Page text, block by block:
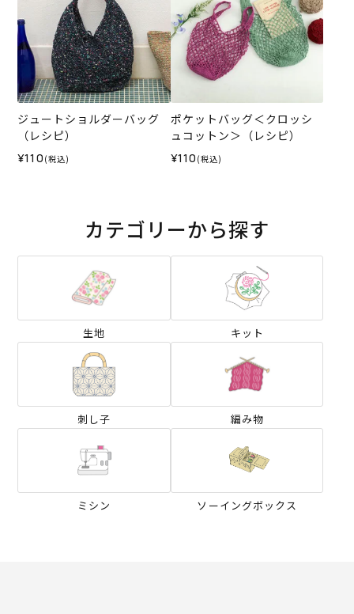
ジュートショルダーバッグ
（レシピ）
¥110 (税込)
ポケットバッグ＜クロッシ
ュコットン＞（レシピ）
¥110 (税込)
カテゴリーから探す
生地 キット
刺し子 編み物
ミシン ソーイングボックス